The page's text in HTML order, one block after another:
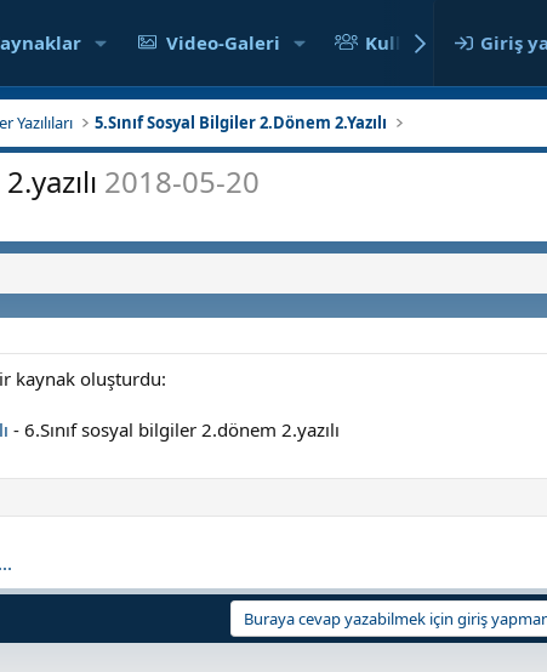
Video-Galeri Kullanıcılar Giriş
Yazılıları 5.Sınıf Sosyal Bilgiler 2.Dönem 2.Yazılı
2018-05-20
kaynak oluşturdu:
- 6.Sınıf sosyal bilgiler 2.dönem 2.yazılı
Buraya cevap yazabilmek için giriş